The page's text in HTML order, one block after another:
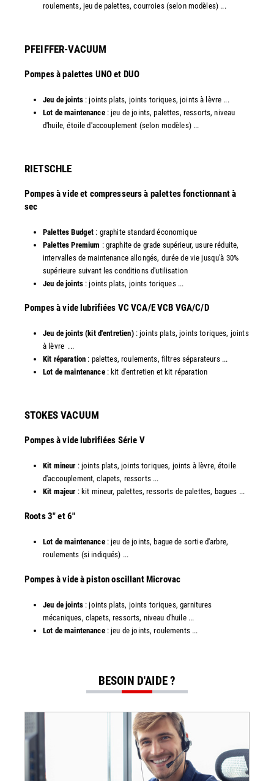
roulements, jeu de palettes, courroies (selon modèles) ...​
PFEIFFER-VACUUM
Pompes à palettes UNO et DUO
Jeu de joints: joints plats, joints toriques, joints à lèvre ...
Lot de maintenance: jeu de joints, palettes, ressorts, niveau
d'huile, étoile d'accouplement (selon modèles) ...​​
RIETSCHLE
Pompes à vide et compresseurs à palettes fonctionnant à
sec
Palettes Budget : graphite standard économique
Palettes Premium : graphite de grade supérieur, usure réduite,
intervalles de maintenance allongés, durée de vie jusqu'à 30%
supérieure suivant les conditions d'utilisation
Jeu de joints: joints plats, joints toriques ...
​Pompes à vide lubrifiées VC VCA/E VCB VGA/C/D
Jeu de joints (kit d'entretien) : joints plats, joints toriques, joints
à lèvre ...
Kit réparation : palettes, roulements, filtres séparateurs ...
Lot de maintenance: kit d'entretien et kit réparation​
STOKES VACUUM
Pompes à vide lubrifiées Série V
Kit mineur : joints plats, joints toriques, joints à lèvre, étoile
d'accouplement, clapets, ressorts ...
Kit majeur : kit mineur, palettes, ressorts de palettes, bagues ...
​Roots 3" et 6"
Lot de maintenance: jeu de joints, bague de sortie d'arbre,
roulements (si indiqués) ...
​​Pompes à vide à piston oscillant Microvac
Jeu de joints: joints plats, joints toriques, garnitures
mécaniques, clapets, ressorts, niveau d'huile ...
Lot de maintenance: jeu de joints, roulements ...
BESOIN D'AIDE ?